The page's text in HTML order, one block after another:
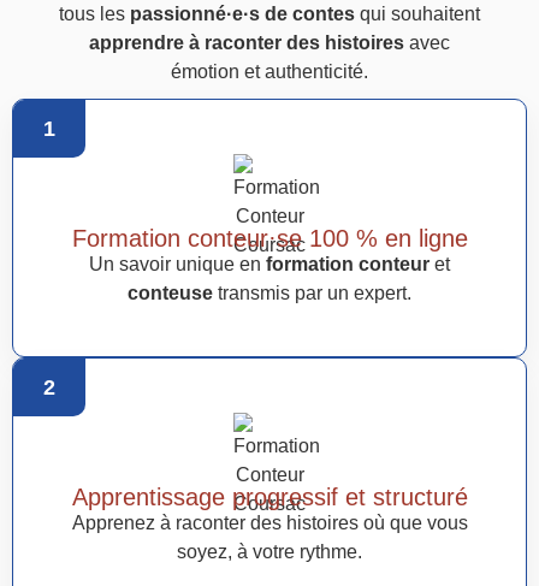
tous les passionné·e·s de contesqui souhaitent
apprendre à raconter des histoiresavec
émotion et authenticité.
1
Formation conteur·se 100 % en ligne
Un savoir unique en formation conteur et
conteuse transmis par un expert.
2
Apprentissage progressif et structuré
Apprenez à raconter des histoires où que vous
soyez, à votre rythme.